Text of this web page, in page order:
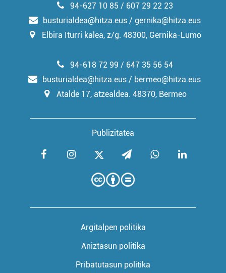
94-627 10 85 / 607 29 22 23
busturialdea@hitza.eus / gernika@hitza.eus
Elbira Iturri kalea, z/g. 48300, Gernika-Lumo
Publizitatea
94-618 72 99 / 647 35 56 54
busturialdea@hitza.eus / bermeo@hitza.eus
Atalde 17, atzealdea. 48370, Bermeo
Argitalpen politika
Aniztasun politika
Pribatutasun politika